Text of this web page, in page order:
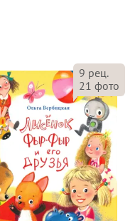
9 рец.
21 фото